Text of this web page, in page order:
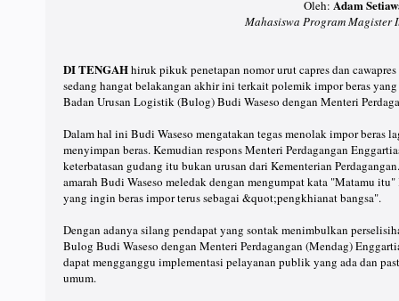
Oleh: Adam
Mahasiswa Program Magister
DI TENGAHhiruk pikuk penetapan nomor urut capres dan
sedang hangat belakangan akhir ini terkait polemik impor beras
Badan Urusan Logistik (Bulog) Budi Waseso dengan Menteri
Dalam hal ini Budi Waseso mengatakan tegas menolak impor beras
menyimpan beras. Kemudian respons Menteri Perdagangan
keterbatasan gudang itu bukan urusan dari Kementerian
amarah Budi Waseso meledak dengan mengumpat kata "Matamu
yang ingin beras impor terus sebagai &quot;pengkhianat bangsa".
Dengan adanya silang pendapat yang sontak menimbulkan
Bulog Budi Waseso dengan Menteri Perdagangan (Mendag)
dapat mengganggu implementasi pelayanan publik yang ada dan
umum.